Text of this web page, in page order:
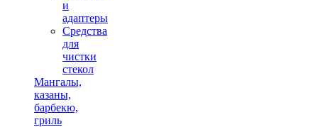
и
адаптеры
Средства
для
чистки
стекол
Мангалы,
казаны,
барбекю,
гриль